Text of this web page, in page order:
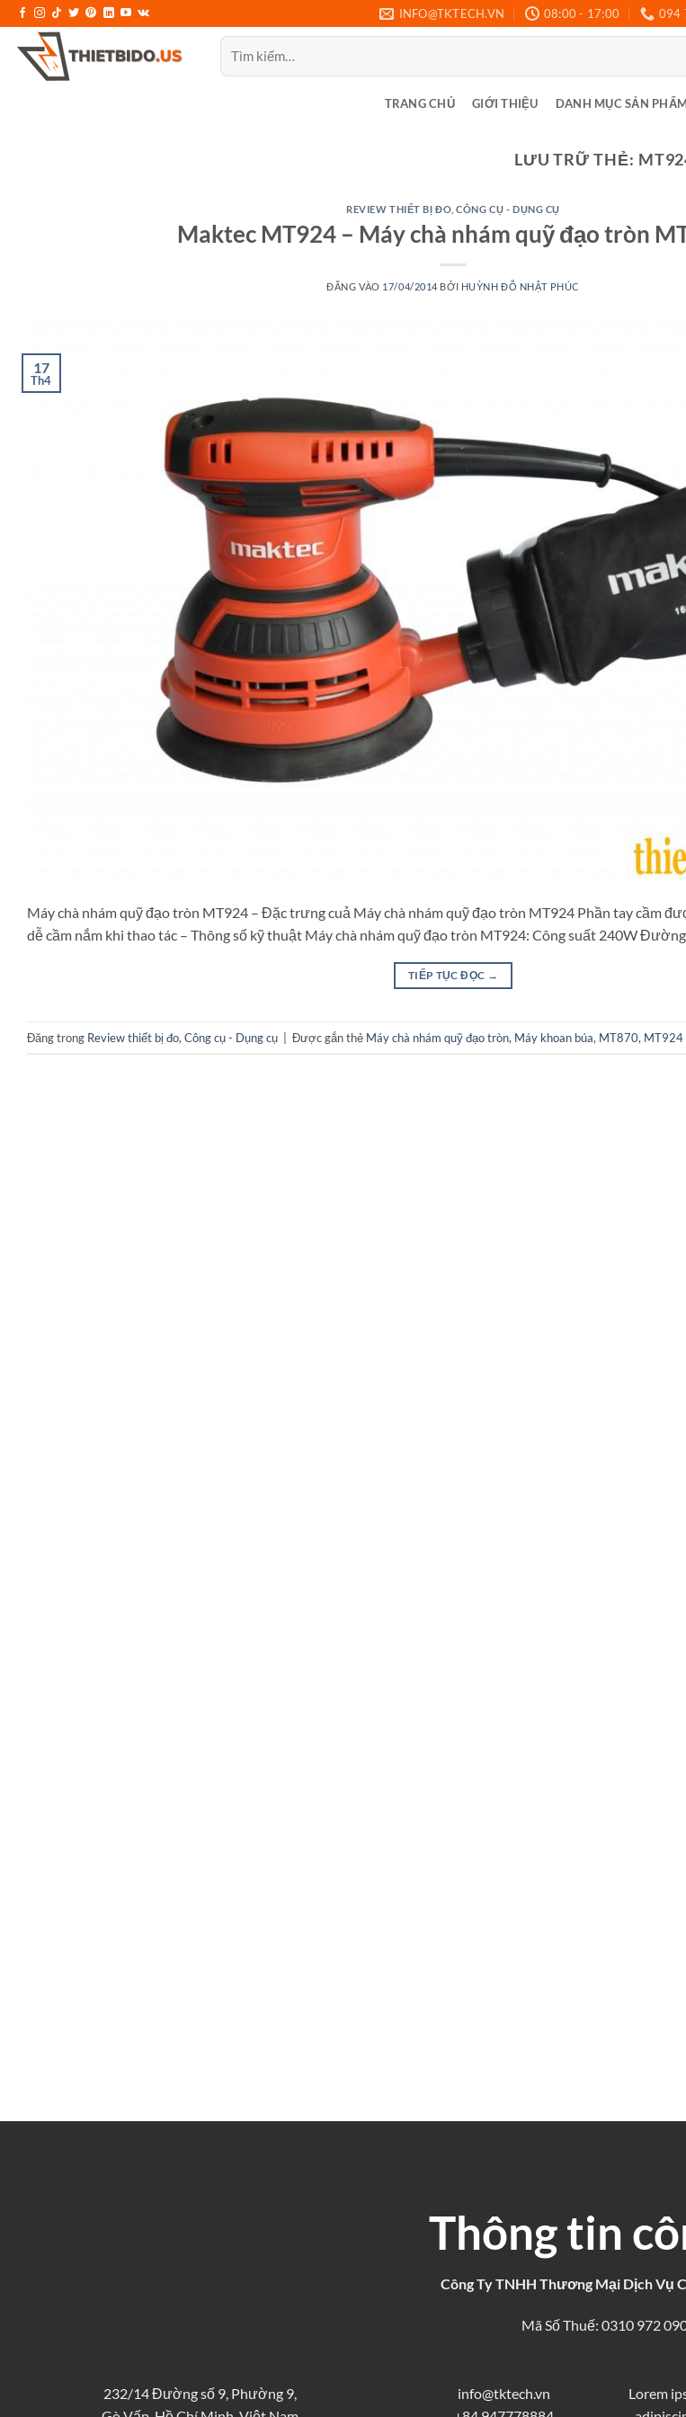
qua
nội
INFO@TKTECH.VN 08:00 - 17:00 094
Tìm
kiếm:
TRANG CHỦ GIỚI THIỆU DANH MỤC SẢN PHẨM
LƯU TRỮ THẺ:
REVIEW THIẾT BỊ ĐO ,CÔNG CỤ - DỤNG CỤ
Maktec MT924 – Máy chà nhám quỹ đạo tròn
ĐĂNG VÀO 17/04/2014 BỞI HUỲNH ĐỖ NHẬT PHÚC
17
Th4
Máy chà nhám quỹ đạo tròn MT924 – Đặc trưng cuả Máy chà nhám quỹ đạo tròn MT924 Phần tay cầm
dễ cầm nắm khi thao tác – Thông số kỹ thuật Máy chà nhám quỹ đạo tròn MT924: Công suất 240W
TIẾP TỤC ĐỌC →
Đăng trong Review thiết bị đo, Công cụ - Dụng cụ Được gắn thẻ Máy chà nhám quỹ đạo tròn, Máy khoan búa, MT870, MT924
Thông tin
Công Ty TNHH Thương Mại Dịch Vụ
Mã Số Thuế: 0310 972
232/14 Đường số 9, Phường 9,
info@tktech.vn
Lorem